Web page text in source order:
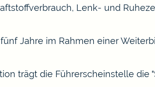
Lenk- und
Jahre im Rahmen einer Wei
trägt die Führerscheinstelle die